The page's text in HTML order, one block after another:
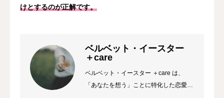
けとするのが正解です。
ベルベット・イースター
＋care
ベルベット・イースター ＋care は、
「あなたを想う」ことに特化した恋愛メ